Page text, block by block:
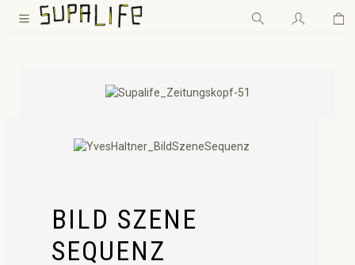
Zum Hauptinhalt springen
BILD SZENE
SEQUENZ